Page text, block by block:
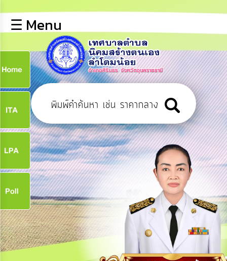
หลัก
ข้อมูล
พื้น
ฐาน
บุคลากร
ข่าว
ประชาสัมพันธ์
การ
เผย
ข้อมูล
สาธารณะ
OIT
การ
ปฏิสัมพันธ์
☰ Menu